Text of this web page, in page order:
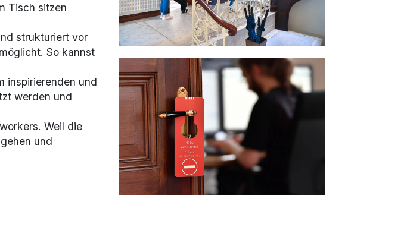
Tisch sitzen
strukturiert vor
So kannst
inspirierenden und
werden und
Weil die
und